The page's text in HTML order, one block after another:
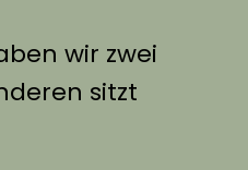
wir zwei
sitzt